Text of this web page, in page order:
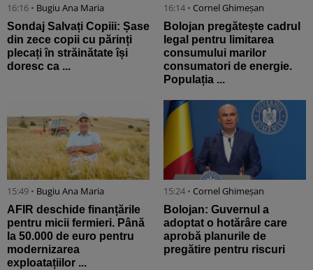
16:16 • Bugiu ⁠Ana Maria
Sondaj Salvați Copiii: Șase
din zece copii cu părinți
plecați în străinătate își
doresc ca ...
16:14 • Cornel Ghimeșan
Bolojan pregătește cadrul
legal pentru limitarea
consumului marilor
consumatori de energie.
Populația ...
15:49 • Bugiu ⁠Ana Maria
AFIR deschide finanțările
pentru micii fermieri. Până
la 50.000 de euro pentru
modernizarea
exploatațiilor ...
15:24 • Cornel Ghimeșan
Bolojan: Guvernul a
adoptat o hotărâre care
aprobă planurile de
pregătire pentru riscuri